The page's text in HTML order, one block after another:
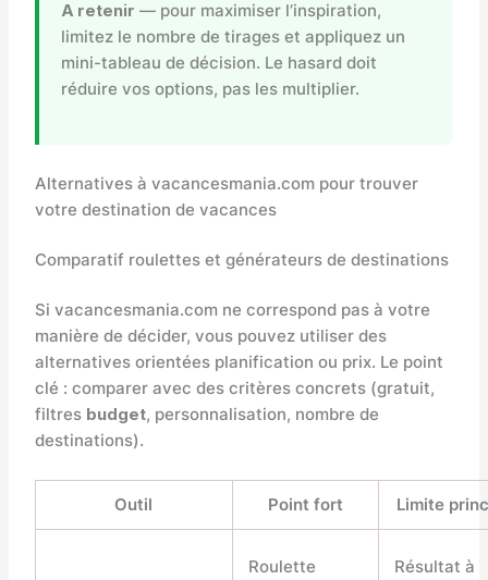
A retenir — pour maximiser l’inspiration,
limitez le nombre de tirages et appliquez un
mini-tableau de décision. Le hasard doit
réduire vos options, pas les multiplier.
Alternatives à vacancesmania.com pour trouver
votre destination de vacances
Comparatif roulettes et générateurs de destinations
Si vacancesmania.com ne correspond pas à votre
manière de décider, vous pouvez utiliser des
alternatives orientées planification ou prix. Le point
clé : comparer avec des critères concrets (gratuit,
filtres budget, personnalisation, nombre de
destinations).
Outil Point fort Limite
Roulette
Résultat à